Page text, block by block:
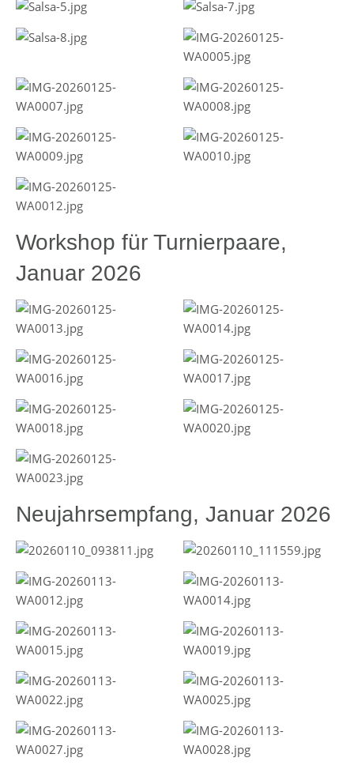
Workshop für Turnierpaare,
Januar 2026
Neujahrsempfang, Januar 2026